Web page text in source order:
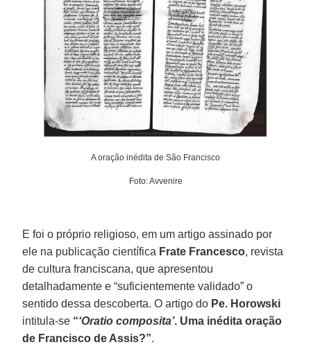
A oração inédita de São Francisco
Foto: Avvenire
E foi o próprio religioso, em um artigo assinado por
ele na publicação científica Frate Francesco, revista
de cultura franciscana, que apresentou
detalhadamente e “suficientemente validado” o
sentido dessa descoberta. O artigo do Pe. Horowski
intitula-se “‘Oratio composita’. Uma inédita oração
de Francisco de Assis?”.